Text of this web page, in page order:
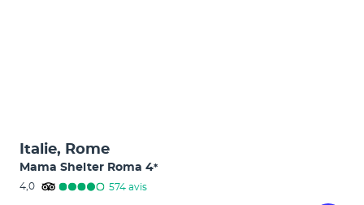
Italie, Rome
Mama Shelter Roma 4*
4,0 574 avis